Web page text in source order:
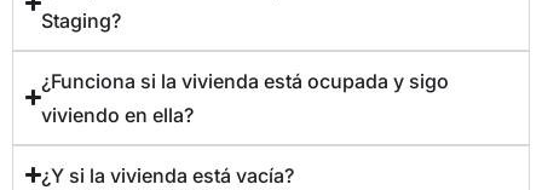
Staging?
¿Funciona si la vivienda está ocupada y sigo
viviendo en ella?
¿Y si la vivienda está vacía?